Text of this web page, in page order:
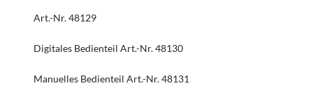
Art.-Nr. 48129
Digitales Bedienteil Art.-Nr. 48130
Manuelles Bedienteil Art.-Nr. 48131